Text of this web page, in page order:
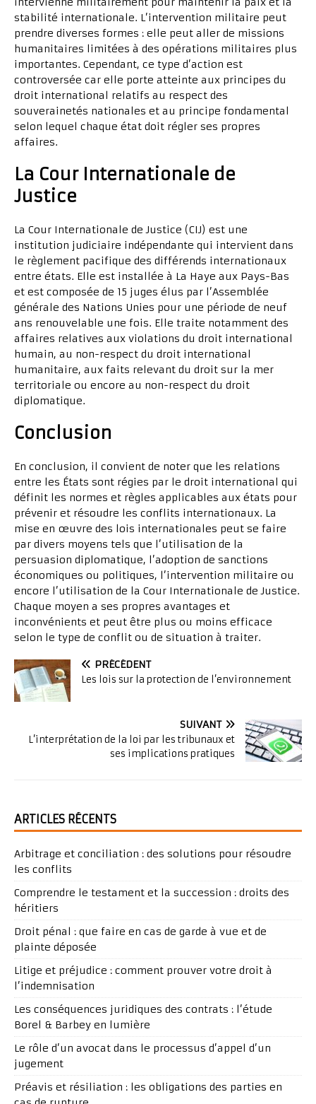
stabilité internationale. L’intervention militaire peut
prendre diverses formes : elle peut aller de missions
humanitaires limitées à des opérations militaires plus
importantes. Cependant, ce type d’action est
controversée car elle porte atteinte aux principes du
droit international relatifs au respect des
souverainetés nationales et au principe fondamental
selon lequel chaque état doit régler ses propres
affaires.
La Cour Internationale de
Justice
La Cour Internationale de Justice (CIJ) est une
institution judiciaire indépendante qui intervient dans
le règlement pacifique des différends internationaux
entre états. Elle est installée à La Haye aux Pays-Bas
et est composée de 15 juges élus par l’Assemblée
générale des Nations Unies pour une période de neuf
ans renouvelable une fois. Elle traite notamment des
affaires relatives aux violations du droit international
humain, au non-respect du droit international
humanitaire, aux faits relevant du droit sur la mer
territoriale ou encore au non-respect du droit
diplomatique.
Conclusion
En conclusion, il convient de noter que les relations
entre les États sont régies par le droit international qui
définit les normes et règles applicables aux états pour
prévenir et résoudre les conflits internationaux. La
mise en œuvre des lois internationales peut se faire
par divers moyens tels que l’utilisation de la
persuasion diplomatique, l’adoption de sanctions
économiques ou politiques, l’intervention militaire ou
encore l’utilisation de la Cour Internationale de Justice.
Chaque moyen a ses propres avantages et
inconvénients et peut être plus ou moins efficace
selon le type de conflit ou de situation à traiter.
PRÉCÉDENT
Les lois sur la protection de l’environnement
SUIVANT
L’interprétation de la loi par les tribunaux et
ses implications pratiques
ARTICLES RÉCENTS
Arbitrage et conciliation : des solutions pour résoudre
les conflits
Comprendre le testament et la succession : droits des
héritiers
Droit pénal : que faire en cas de garde à vue et de
plainte déposée
Litige et préjudice : comment prouver votre droit à
l’indemnisation
Les conséquences juridiques des contrats : l’étude
Borel & Barbey en lumière
Le rôle d’un avocat dans le processus d’appel d’un
jugement
Préavis et résiliation : les obligations des parties en